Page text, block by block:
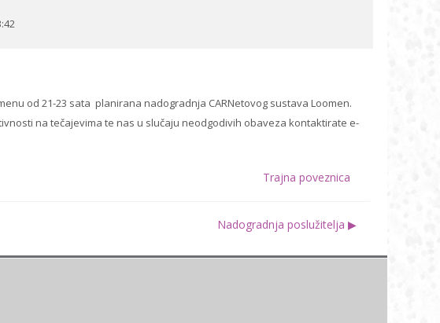
od 21-23 sata planirana nadogradnja CARNetovog sustava Loomen.
na tečajevima te nas u slučaju neodgodivih obaveza kontaktirate e-
Trajna poveznica
Nadogradnja poslužitelja ▶︎